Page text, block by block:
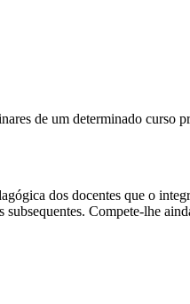
de um determinado
dos docentes que o
Compete-lhe